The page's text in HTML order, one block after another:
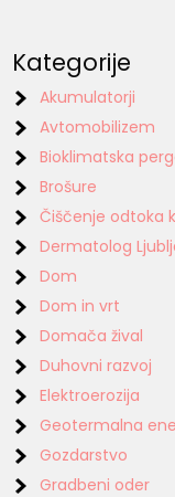
Kategorije
Akumulatorji
Avtomobilizem
Bioklimatska
Brošure
Čiščenje odtoka
Dermatolog
Dom
Dom in vrt
Domača žival
Duhovni razvoj
Elektroerozija
Geotermalna
Gozdarstvo
Gradbeni oder